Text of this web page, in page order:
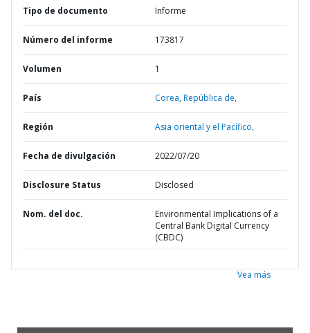
Tipo de documento Informe
Número del informe 173817
Volumen 1
País Corea,República de,
Región Asia oriental y el Pacífico,
Fecha de divulgación 2022/07/20
Disclosure Status Disclosed
Nom. del doc.
Environmental Implications of a
Central Bank Digital Currency
(CBDC)
Vea más